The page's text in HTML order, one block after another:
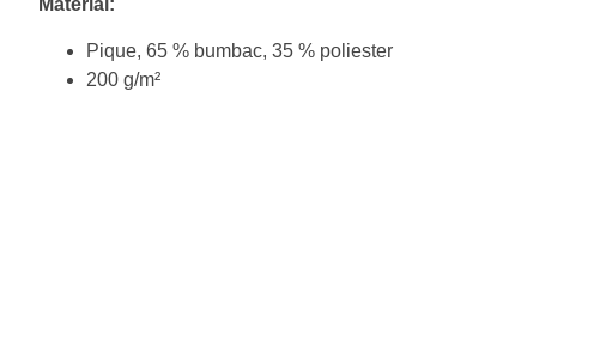
Material:
Pique, 65 % bumbac, 35 % poliester
200 g/m²